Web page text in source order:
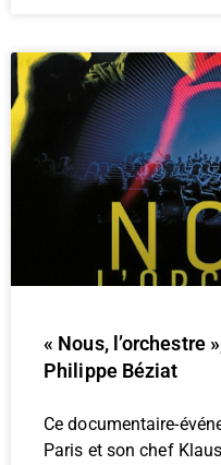
« Nous, l’orchestre
Philippe Béziat
Ce documentaire-
Paris et son chef